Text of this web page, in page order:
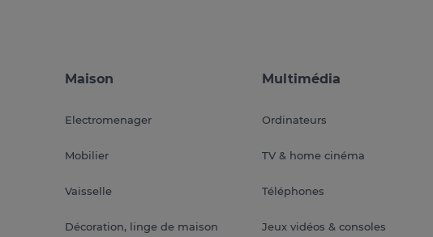
Maison
Electromenager
Mobilier
Vaisselle
Décoration, linge de maison
Multimédia
Ordinateurs
TV & home cinéma
Téléphones
Jeux vidéos & consoles